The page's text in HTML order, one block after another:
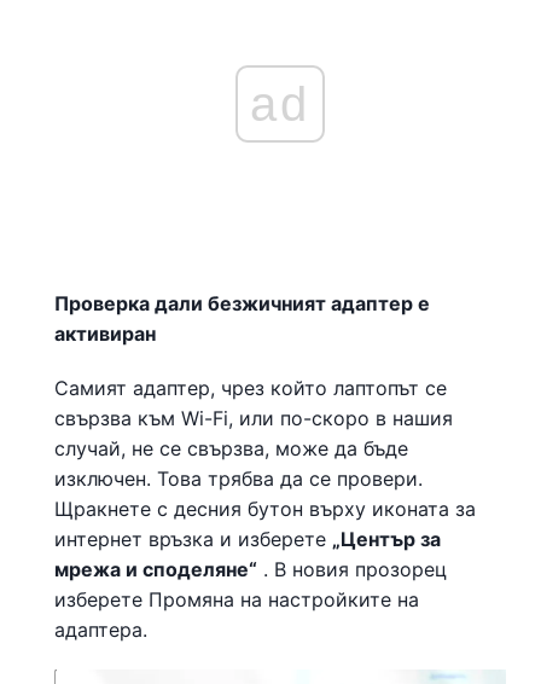
ad
Проверка дали безжичният адаптер е
активиран
Самият адаптер, чрез който лаптопът се
свързва към Wi-Fi, или по-скоро в нашия
случай, не се свързва, може да бъде
изключен. Това трябва да се провери.
Щракнете с десния бутон върху иконата за
интернет връзка и изберете „Център за
мрежа и споделяне“ . В новия прозорец
изберете Промяна на настройките на
адаптера.